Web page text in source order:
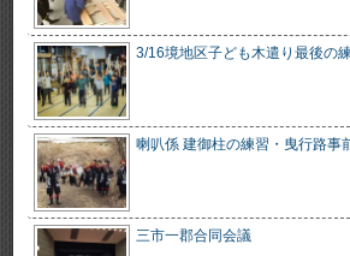
3/16境地区子ども木遣り最後の
喇叭係 建御柱の練習・曳行路事
三市一郡合同会議